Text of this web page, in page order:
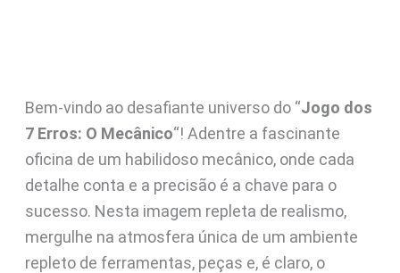
Bem-vindo ao desafiante universo do “Jogo dos
7 Erros: O Mecânico“! Adentre a fascinante
oficina de um habilidoso mecânico, onde cada
detalhe conta e a precisão é a chave para o
sucesso. Nesta imagem repleta de realismo,
mergulhe na atmosfera única de um ambiente
repleto de ferramentas, peças e, é claro, o